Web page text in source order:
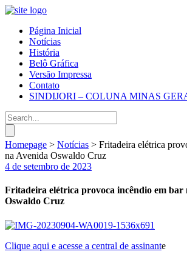
Página Inicial
Notícias
História
Belô Gráfica
Versão Impressa
Contato
SINDIJORI – COLUNA MINAS
Homepage > Notícias > Fritadeira elétrica
na Avenida Oswaldo Cruz
4 de setembro de 2023
Fritadeira elétrica provoca incêndio em bar
Oswaldo Cruz
Clique aqui e acesse a central de assinante